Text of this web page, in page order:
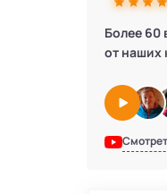
Более 60
от наших